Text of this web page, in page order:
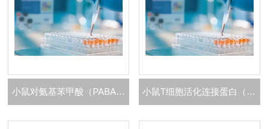
小鼠对氨基苯甲酸（PABA）ELISA 试剂盒 小鼠T细胞活化连接蛋白（LAT）ELISA 试剂盒